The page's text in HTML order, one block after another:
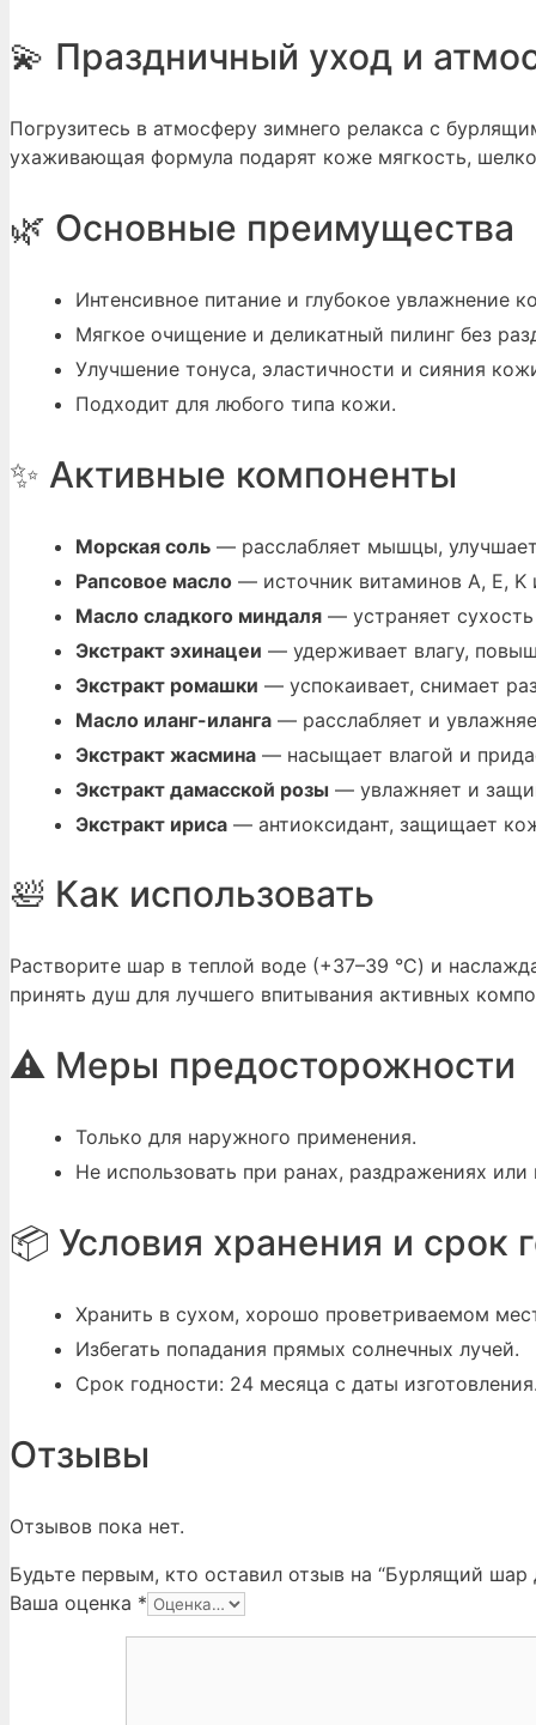
💫 Праздничный уход и
Погрузитесь в атмосферу зимнего релакса с
ухаживающая формула подарят коже мягкость,
🌿 Основные преимущества
Интенсивное питание и глубокое увлажнение
Мягкое очищение и деликатный пилинг без
Улучшение тонуса, эластичности и сияния
Подходит для любого типа кожи.
✨ Активные компоненты
Морская соль — расслабляет мышцы,
Рапсовое масло — источник витаминов A, E, K
Масло сладкого миндаля — устраняет
Экстракт эхинацеи — удерживает влагу,
Экстракт ромашки — успокаивает, снимает
Масло иланг-иланга — расслабляет и
Экстракт жасмина — насыщает влагой и
Экстракт дамасской розы — увлажняет и
Экстракт ириса — антиоксидант, защищает
🛀 Как использовать
Растворите шар в теплой воде (+37–39 °C) и
принять душ для лучшего впитывания активных
⚠️ Меры предосторожности
Только для наружного применения.
Не использовать при ранах, раздражениях
📦 Условия хранения и срок
Хранить в сухом, хорошо проветриваемом
Избегать попадания прямых солнечных лучей.
Срок годности: 24 месяца с даты изготовления.
Отзывы
Отзывов пока нет.
Будьте первым, кто оставил отзыв на “Бурлящий шар
Ваша оценка *